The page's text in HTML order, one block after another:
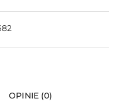
OPINIE (0)